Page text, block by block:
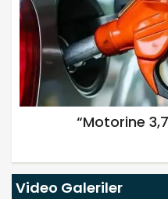
“Motorine
Video Galeriler